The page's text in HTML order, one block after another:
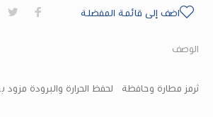
اضف إلى قائمة المفضلة
الوصف
ثرمز مطارة وحافظة لحفظ الحرارة والبرودة مزود